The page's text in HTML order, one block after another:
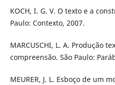
KOCH, I. G. V. O texto e a
Paulo: Contexto, 2007.
MARCUSCHI, L. A. Produção
compreensão. São Paulo:
MEURER, J. L. Esboço de um